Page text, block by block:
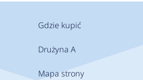
Gdzie kupić
Drużyna A
Mapa strony